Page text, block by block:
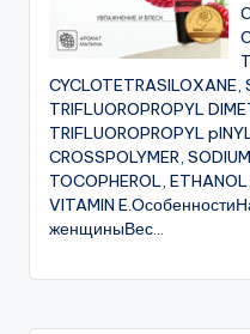
CYCLOTETRASILOXANE,
TRIFLUOROPROPYL
TRIFLUOROPROPYL
CROSSPOLYMER,
TOCOPHEROL,
VITAMIN
женщиныВес...